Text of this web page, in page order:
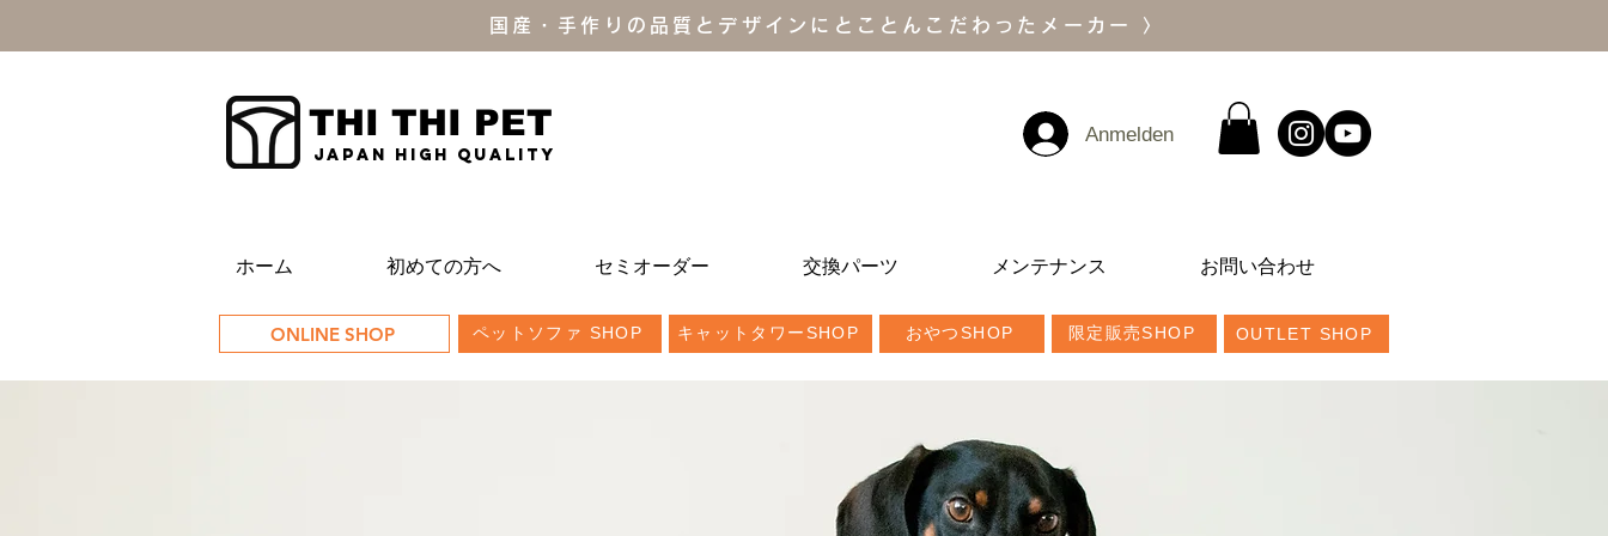
国産・手作りの品質とデザインにとことんこだわったメーカー 〉
THI THI PET
JAPAN high quality
Anmelden
ホーム 初めての方へ セミオーダー 交換パーツ メンテナンス お問い合わせ
ONLINE SHOP ペットソファ SHOP キャットタワーSHOP おやつSHOP 限定販売SHOP OUTLET SHOP